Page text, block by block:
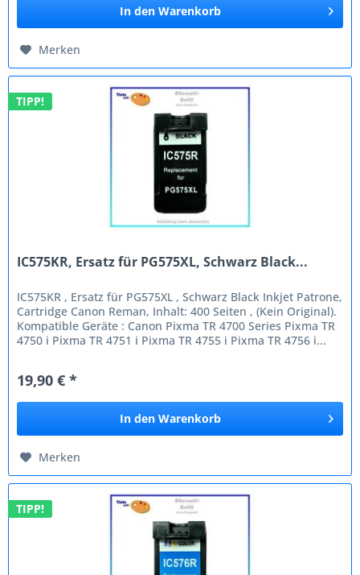
In den Warenkorb
Merken
TIPP!
IC575KR, Ersatz für PG575XL, Schwarz Black...
IC575KR , Ersatz für PG575XL , Schwarz Black Inkjet Patrone,
Cartridge Canon Reman, Inhalt: 400 Seiten , (Kein Original).
Kompatible Geräte : Canon Pixma TR 4700 Series Pixma TR
4750 i Pixma TR 4751 i Pixma TR 4755 i Pixma TR 4756 i...
19,90 € *
In den Warenkorb
Merken
TIPP!